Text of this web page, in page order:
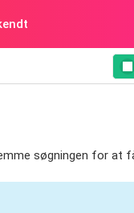
søgningen for at